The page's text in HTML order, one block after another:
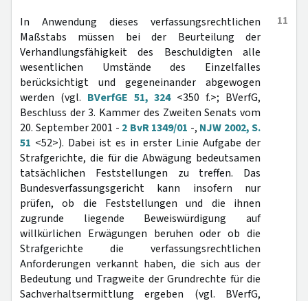
11
In Anwendung dieses verfassungsrechtlichen
Maßstabs müssen bei der Beurteilung der
Verhandlungsfähigkeit des Beschuldigten alle
wesentlichen Umstände des Einzelfalles
berücksichtigt und gegeneinander abgewogen
werden (vgl. BVerfGE 51, 324<350 f.>; BVerfG,
Beschluss der 3. Kammer des Zweiten Senats vom
20. September 2001 - 2 BvR 1349/01 -, NJW 2002, S.
51 <52>). Dabei ist es in erster Linie Aufgabe der
Strafgerichte, die für die Abwägung bedeutsamen
tatsächlichen Feststellungen zu treffen. Das
Bundesverfassungsgericht kann insofern nur
prüfen, ob die Feststellungen und die ihnen
zugrunde liegende Beweiswürdigung auf
willkürlichen Erwägungen beruhen oder ob die
Strafgerichte die verfassungsrechtlichen
Anforderungen verkannt haben, die sich aus der
Bedeutung und Tragweite der Grundrechte für die
Sachverhaltsermittlung ergeben (vgl. BVerfG,